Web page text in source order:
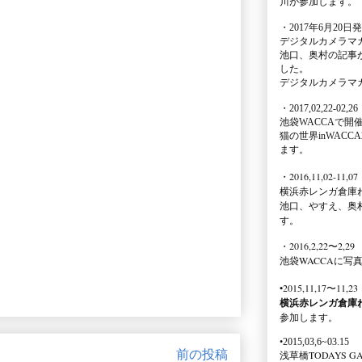
前の投稿
・2017年6月20日
デジタルカメラマ
池口、奥村の記事
した。
デジタルカメラマ
・2017,02,22-02,26
池袋WACCAで開
猫の世界
ます。
・2016,11,02-11,07
横浜赤レンガ倉庫
池口、やすえ、奥
す。
・2016,2,22〜2,29
池袋WACCAに写
•2015,11,17〜11,23
横浜赤レンガ倉庫
参加します。
•2015,03,6~03.15
浅草橋TODAYS